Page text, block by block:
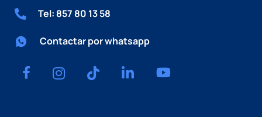
Tel: 857 80 13 58
Contactar por whatsapp